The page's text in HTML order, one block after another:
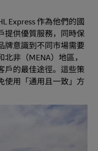
Express 作為他們的國
提供優質服務，同時保
牌意識到不同市場需要
非（MENA）地區，
戶的最佳途徑。這些策
使用「通用且一致」方